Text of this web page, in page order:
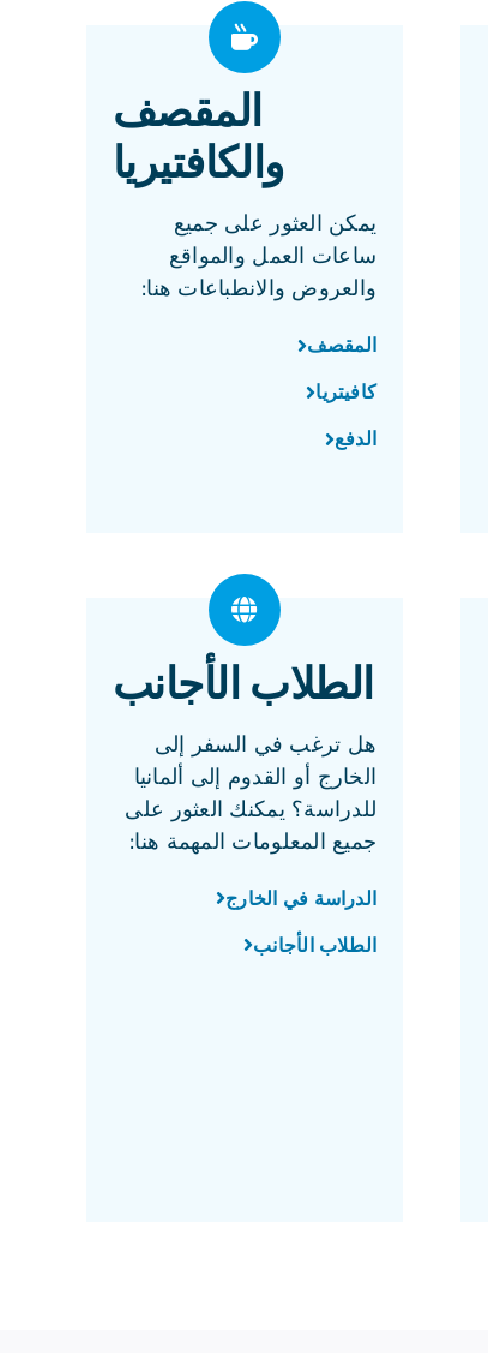
المقصف
والكافتيريا
يمكن العثور على جميع
ساعات العمل والمواقع
والعروض والانطباعات هنا:
المقصف
كافيتريا
الدفع
الطلاب الأجانب
هل ترغب في السفر إلى
الخارج أو القدوم إلى ألمانيا
للدراسة؟ يمكنك العثور على
جميع المعلومات المهمة هنا:
الدراسة في الخارج
الطلاب الأجانب